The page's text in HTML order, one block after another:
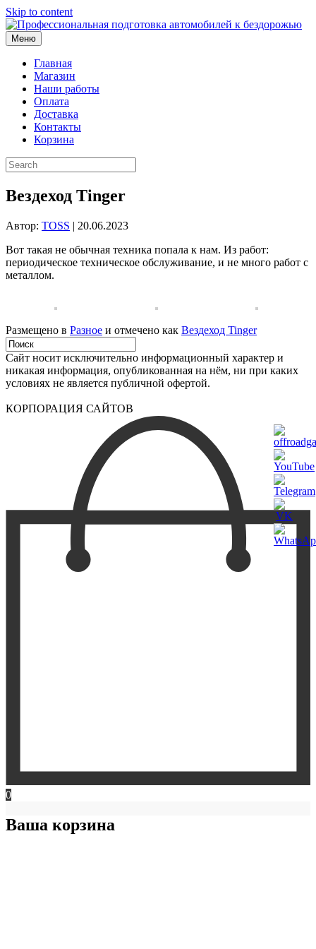
Skip to content
Меню
Главная
Магазин
Наши работы
Оплата
Доставка
Контакты
Корзина
Вездеход Tinger
Автор: TOSS | 20.06.2023
Вот такая не обычная техника попала к нам. Из работ:
периодическое техническое обслуживание, и не много работ с
металлом.
Размещено в Разное и отмечено как Вездеход Tinger
Сайт носит исключительно информационный характер и
никакая информация, опубликованная на нём, ни при каких
условиях не является публичной офертой.
КОРПОРАЦИЯ САЙТОВ
0
Ваша корзина